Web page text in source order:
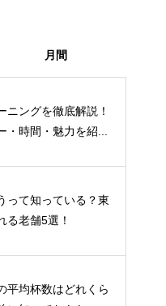
月間
ニングを徹底解説！
・時間・魅力を紹...
って知っている？東
る老舗5選！
平均杯数はどれくら